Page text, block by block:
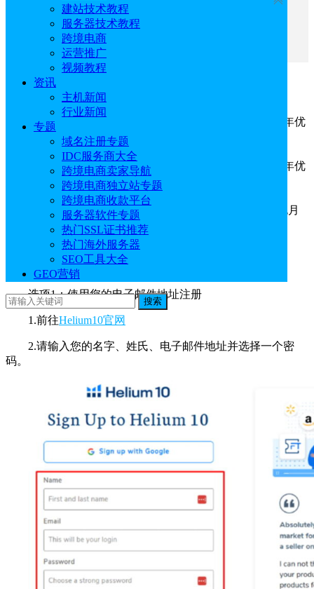
建站技术教程
服务器技术教程
跨境电商
运营推广
视频教程
资讯
主机新闻
行业新闻
专题
域名注册专题
IDC服务商大全
跨境电商卖家导航
跨境电商独立站专题
跨境电商收款平台
服务器软件专题
热门SSL证书推荐
热门海外服务器
SEO工具大全
GEO营销
搜索
一、Helium 10用户领取优惠
二、Helium10创建账户步骤
一、Helium 10用户领取优惠
Helium10优惠码铂金版 ：
（包年优
惠仅需$558.36）
Helium10优惠码钻石版：
（包年优
惠仅需$1,573.56）
Helium10优惠码铂金版：
（包月
优惠仅需$77.40）
二、Helium10创建账户步骤
选项1：使用您的电子邮件地址注册
1.前往Helium10官网
2.请输入您的名字、姓氏、电子邮件地址并选择一个密
码。